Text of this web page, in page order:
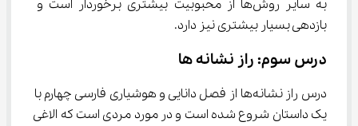
به سایر روش‌ها از محبوبیت بیشتری برخوردار است و
بازدهی بسیار بیشتری نیز دارد.
درس سوم: راز نشانه ها
درس راز نشانه‌ها از فصل دانایی و هوشیاری فارسی چهارم با
یک داستان شروع شده است و در مورد مردی است که الاغی